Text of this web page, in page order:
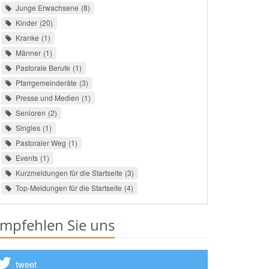
Junge Erwachsene 8
Kinder 20
Kranke 1
Männer 1
Pastorale Berufe 1
Pfarrgemeinderäte 3
Presse und Medien 1
Senioren 2
Singles 1
Pastoraler Weg 1
Events 1
Kurzmeldungen für die Startseite 3
Top-Meldungen für die Startseite 4
Sie uns
tweet